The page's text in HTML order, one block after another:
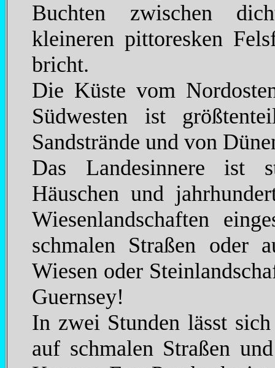
Buchten zwischen
kleineren pittoresken
bricht.
Die Küste vom
Südwesten ist
Sandstrände und von
Das Landesinnere ist
Häuschen und
Wiesenlandschaften
schmalen Straßen oder
Wiesen oder
Guernsey!
In zwei Stunden lässt
auf schmalen Straßen